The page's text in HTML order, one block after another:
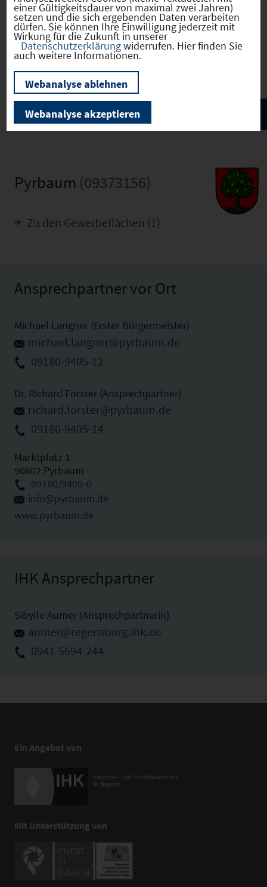
Kommunale Infrastruktur
Pyrbaum (09373156)
Zu den Gewerbeflächen (1)
Ansprechpartner vor Ort
Michael Langner (Erster Bürgermeister)
michael.langner@pyrbaum.de
09180-9405-12
Dr. Richard Forster (Ansprechpartner)
richard.forster@pyrbaum.de
09180-9405-14
Marktplatz 1
90602 Pyrbaum
09180/9405-0
info@pyrbaum.de
www.pyrbaum.de
IHK Ansprechpartner
Sibylle Aumer (Ansprechpartnerin)
aumer@regensburg.ihk.de
0941-5694-244
Ein Angebot von
Mit Unterstützung von
einer Gültigkeitsdauer von maximal zwei Jahren)
setzen und die sich ergebenden Daten verarbeiten
dürfen. Sie können Ihre Einwilligung jederzeit mit
Wirkung für die Zukunft in unserer
Datenschutzerklärungwiderrufen. Hier finden Sie
auch weitere Informationen.
Webanalyse ablehnen
Webanalyse akzeptieren